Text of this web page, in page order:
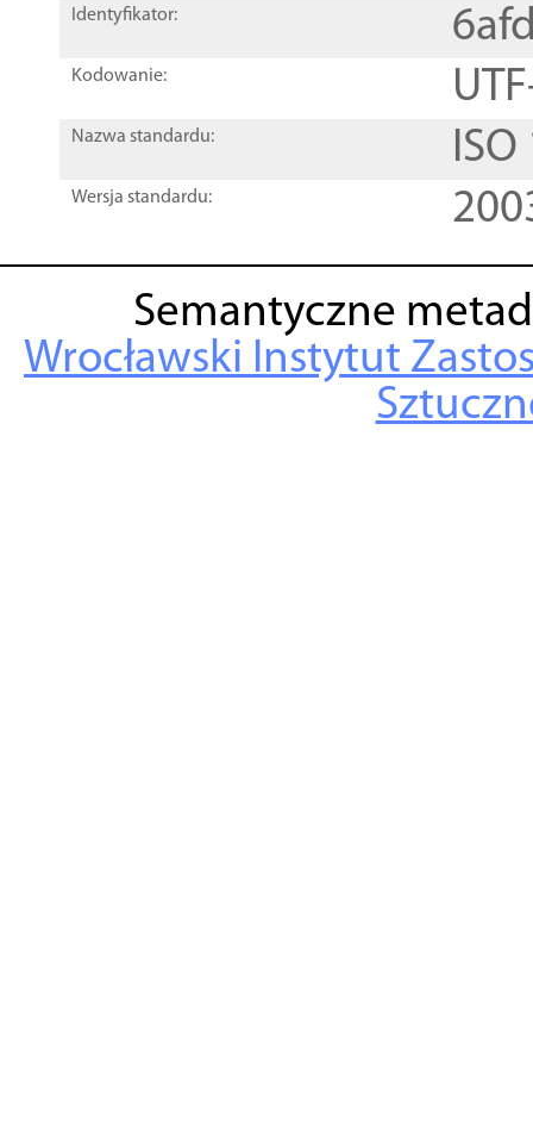
Identyfikator:
Kodowanie:
Nazwa standardu:
Wersja standardu:
Semantyczne
Wrocławski Instytut